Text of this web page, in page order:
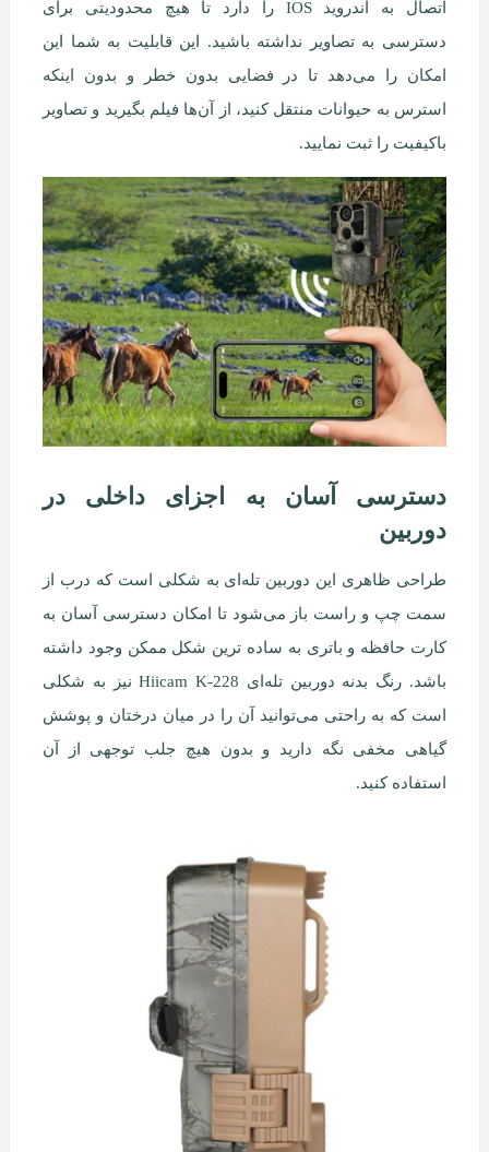
اتصال به اندروید IOS را دارد تا هیچ محدودیتی برای
دسترسی به تصاویر نداشته باشید. این قابلیت به شما این
امکان را می‌دهد تا در فضایی بدون خطر و بدون اینکه
استرس به حیوانات منتقل کنید، از آن‌ها فیلم بگیرید و تصاویر
باکیفیت را ثبت نمایید.
دسترسی آسان به اجزای داخلی در
دوربین
طراحی ظاهری این دوربین تله‌ای به شکلی است که درب از
سمت چپ و راست باز می‌شود تا امکان دسترسی آسان به
کارت حافظه و باتری به ساده ترین شکل ممکن وجود داشته
باشد. رنگ بدنه دوربین تله‌ای Hiicam K-228 نیز به شکلی
است که به راحتی می‌توانید آن را در میان درختان و پوشش
گیاهی مخفی نگه دارید و بدون هیچ جلب توجهی از آن
استفاده کنید.